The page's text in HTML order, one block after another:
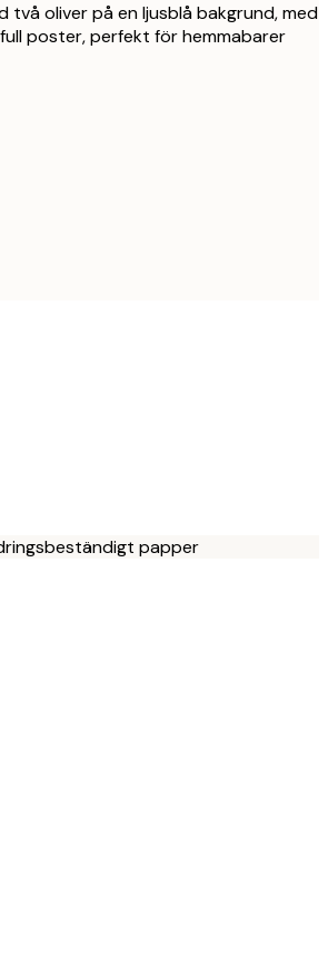
oliver på en ljusblå bakgrund, med
poster, perfekt för hemmabarer
papper